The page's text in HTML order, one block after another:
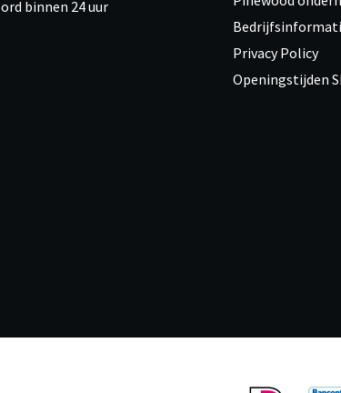
binnen 24 uur
Privacy Policy
Openingstijden